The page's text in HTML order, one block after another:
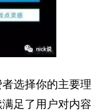
选择你的主要理
足了用户对内容